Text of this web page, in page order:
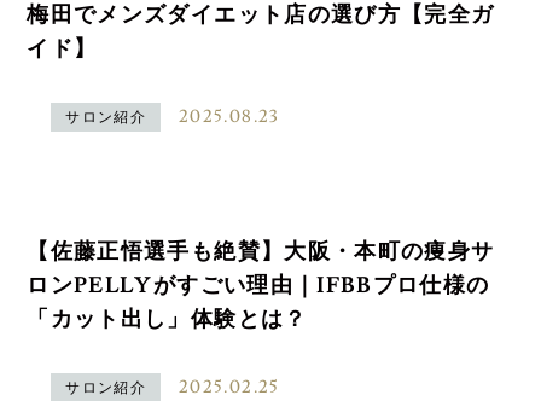
梅田でメンズダイエット店の選び方【完全ガ
イド】
サロン紹介 2025.08.23
【佐藤正悟選手も絶賛】大阪・本町の痩身サ
ロンPELLYがすごい理由｜IFBBプロ仕様の
「カット出し」体験とは？
サロン紹介 2025.02.25